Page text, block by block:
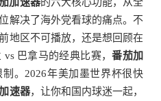
解决了海外党看球的痛点。不
地区不可播放，还是想回顾在
vs 巴拿马的经典比赛，番茄加
。2026年美加墨世界杯很快
速器，让你和国内球迷一起，